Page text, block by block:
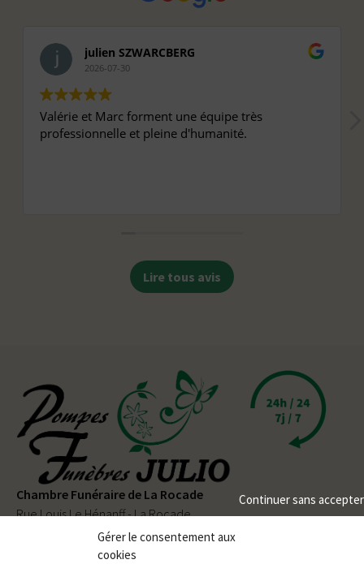
Gérer le consentement aux
cookies
Continuer sans accepter
julien SZWARCBERG
2026-07-30
Valérie et Marc forment une équipe très
professionnelle et pleine d'humanité.
Lire tous avis
Chambre Funéraire de La Rocade
Rue Louis Le Hénanff - La Rocade
56330 PLUVIGNER